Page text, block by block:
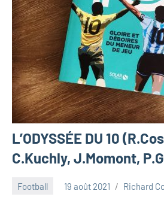
L’ODYSSÉE DU 10
C.Kuchly, J.Momont,
Football 19 août 2021 Richard